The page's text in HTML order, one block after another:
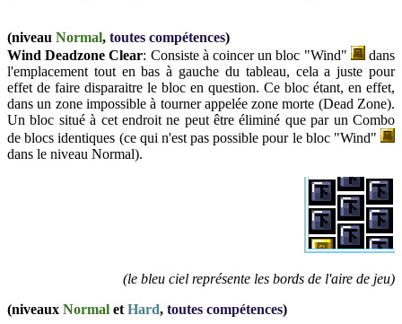
(niveau Normal, toutes compétences)
Wind Deadzone Clear: Consiste à coincer un bloc "Wind"
dans
l'emplacement tout en bas à gauche du tableau, cela a juste pour
effet de faire disparaitre le bloc en question. Ce bloc étant, en effet,
dans un zone impossible à tourner appelée zone morte (Dead Zone).
Un bloc situé à cet endroit ne peut être éliminé que par un Combo
de blocs identiques (ce qui n'est pas possible pour le bloc "Wind"
dans le niveau Normal).
(le bleu ciel représente les bords de l'aire de jeu)
(niveaux Normal et Hard, toutes compétences)